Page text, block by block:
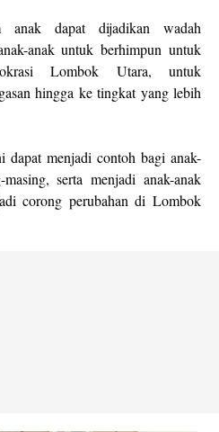
anak dapat dijadikan wadah
anak untuk berhimpun untuk
Lombok Utara, untuk
hingga ke tingkat yang lebih
dapat menjadi contoh bagi anak-
serta menjadi anak-anak
corong perubahan di Lombok